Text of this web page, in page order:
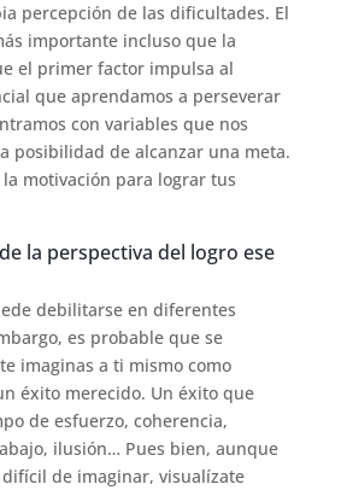
percepción de las dificultades. El
importante incluso que la
el primer factor impulsa al
que aprendamos a perseverar
con variables que nos
posibilidad de alcanzar una meta.
motivación para lograr tus
la perspectiva del logro ese
debilitarse en diferentes
es probable que se
imaginas a ti mismo como
éxito merecido. Un éxito que
de esfuerzo, coherencia,
ilusión… Pues bien, aunque
de imaginar, visualízate